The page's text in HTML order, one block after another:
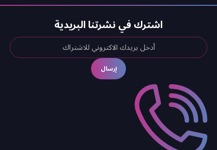
اشترك في نشرتنا البريدية
إرسال